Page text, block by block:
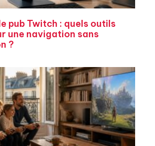
pub Twitch : quels outils
une navigation sans
?